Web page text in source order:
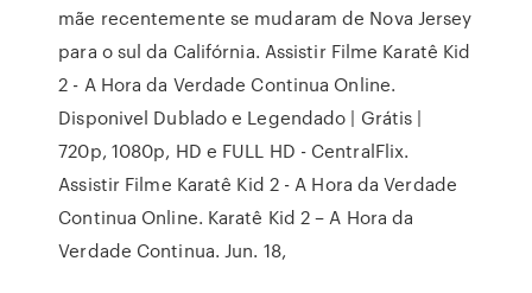
mãe recentemente se mudaram de Nova Jersey
para o sul da Califórnia. Assistir Filme Karatê Kid
2 - A Hora da Verdade Continua Online.
Disponivel Dublado e Legendado | Grátis |
720p, 1080p, HD e FULL HD - CentralFlix.
Assistir Filme Karatê Kid 2 - A Hora da Verdade
Continua Online. Karatê Kid 2 – A Hora da
Verdade Continua. Jun. 18,